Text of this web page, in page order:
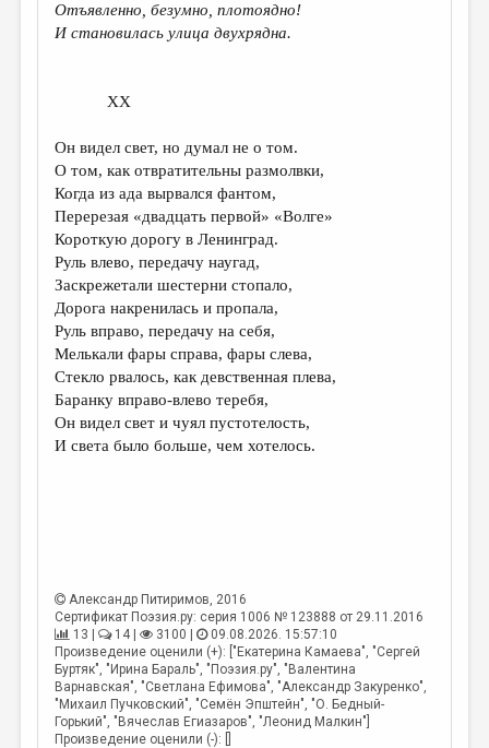
Отъявленно, безумно, плотоядно!
И становилась улица двухрядна.
XX
Он видел свет, но думал не о том.
О том, как отвратительны размолвки,
Когда из ада вырвался фантом,
Перерезая «двадцать первой» «Волге»
Короткую дорогу в Ленинград.
Руль влево, передачу наугад,
Заскрежетали шестерни стопало,
Дорога накренилась и пропала,
Руль вправо, передачу на себя,
Мелькали фары справа, фары слева,
Стекло рвалось, как девственная плева,
Баранку вправо-влево теребя,
Он видел свет и чуял пустотелость,
И света было больше, чем хотелось.
Александр Питиримов, 2016
Сертификат Поэзия.ру: серия 1006 № 123888 от 29.11.2016
13 |
14 | 3100 |
09.08.2026. 15:57:10
Произведение оценили (+): ["Екатерина Камаева", "Сергей
Буртяк", "Ирина Бараль", "Поэзия.ру", "Валентина
Варнавская", "Светлана Ефимова", "Александр Закуренко",
"Михаил Пучковский", "Семён Эпштейн", "О. Бедный-
Горький", "Вячеслав Егиазаров", "Леонид Малкин"]
Произведение оценили (-): []